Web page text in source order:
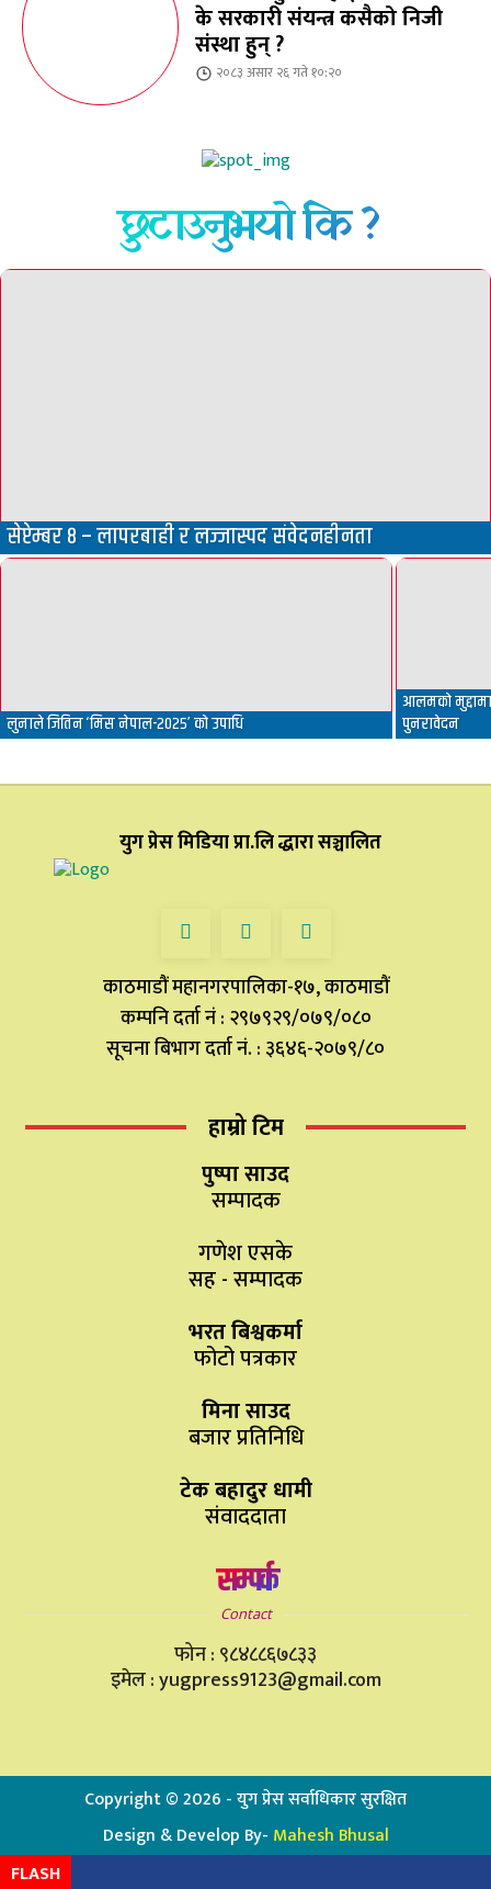
के सरकारी संयन्त्र कसैको निजी
संस्था हुन् ?
२०८३ असार २६ गते १०:२०
छुटाउनुभयो कि ?
सेप्टेम्बर ८ – लापरबाही र लज्जास्पद संवेदनहीनता
लुनाले जितिन ‘मिस नेपाल-२०२५’ को उपाधि
आलमको
पुनरावेदन
युग प्रेस मिडिया प्रा.लि द्धारा सञ्चालित
काठमाडौं महानगरपालिका-१७, काठमाडौं
कम्पनि दर्ता नं : २९७९२९/०७९/०८०
सूचना बिभाग दर्ता नं. : ३६४६-२०७९/८०
हाम्रो टिम
पुष्पा साउद
सम्पादक
गणेश एसके
सह - सम्पादक
भरत बिश्वकर्मा
फोटो पत्रकार
मिना साउद
बजार प्रतिनिधि
टेक बहादुर धामी
संवाददाता
सम्पर्क
Contact
फोन : ९८४८८६७८३३
इमेल : yugpress9123@gmail.com
Copyright ©2026 - युग प्रेस सर्वाधिकार सुरक्षित
Design & Develop By- Mahesh Bhusal
FLASH